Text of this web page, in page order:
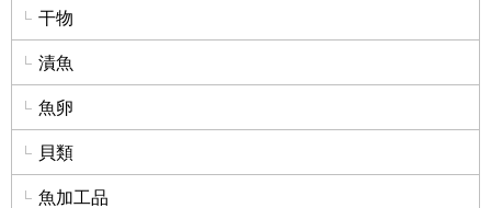
干物
漬魚
魚卵
貝類
魚加工品